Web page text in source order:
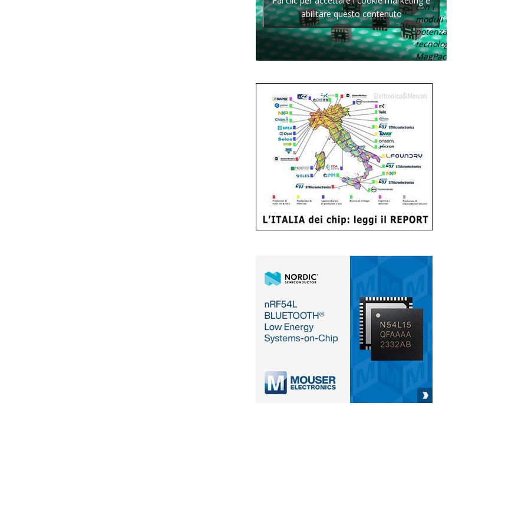
con i
moduli di
potenza con
tecnologia
MagPack.
abilitare questo contenuto